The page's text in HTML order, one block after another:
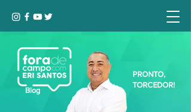
Blog
PRONTO,
TORCEDOR!